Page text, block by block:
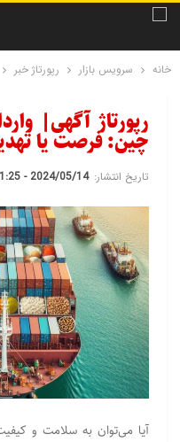
خانه سرویس بازار رپورتاژ خبر
رپورتاژ آگهی|
چین: فرصت یا
تاریخ انتشار: 2024/05/14 - 1:25 ب.ظ
آیا می‌توان به سلامت و